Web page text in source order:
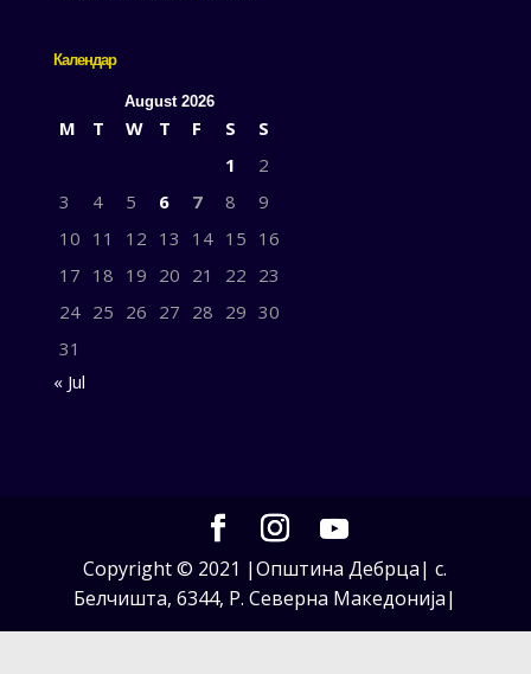
Календар
August 2026
M T W T F S
S
1
2
3
4 5 6 7 8
9
10 11 12 13 14 15 16
17 18 19 20 21 22 23
24 25 26 27 28 29 30
31
« Jul
Copyright © 2021 |Општина Дебрца| с.
Белчишта, 6344, Р. Северна Македонија|